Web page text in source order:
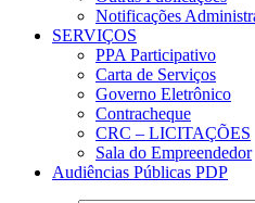
Notificações
SERVIÇOS
PPA Participativo
Carta de Serviços
Governo Eletrônico
Contracheque
CRC – LICITAÇÕES
Sala do Empreendedor
Audiências Públicas PDP